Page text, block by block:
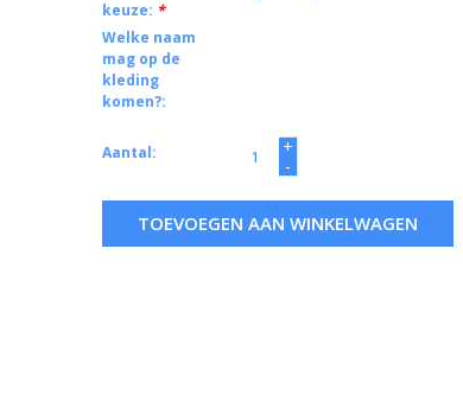
keuze: *
Welke naam
mag op de
kleding
komen?:
Aantal:
+
-
TOEVOEGEN AAN WINKELWAGEN